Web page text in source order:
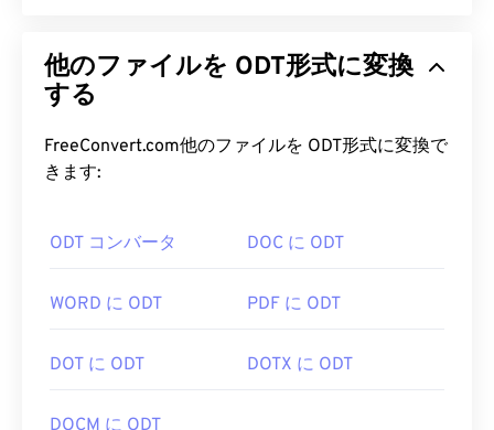
他のファイルを ODT形式に変換
する
FreeConvert.com他のファイルを ODT形式に変換で
きます:
ODT コンバータ DOC に ODT
WORD に ODT PDF に ODT
DOT に ODT DOTX に ODT